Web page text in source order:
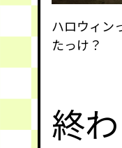
ハロウィン
たっけ？
終